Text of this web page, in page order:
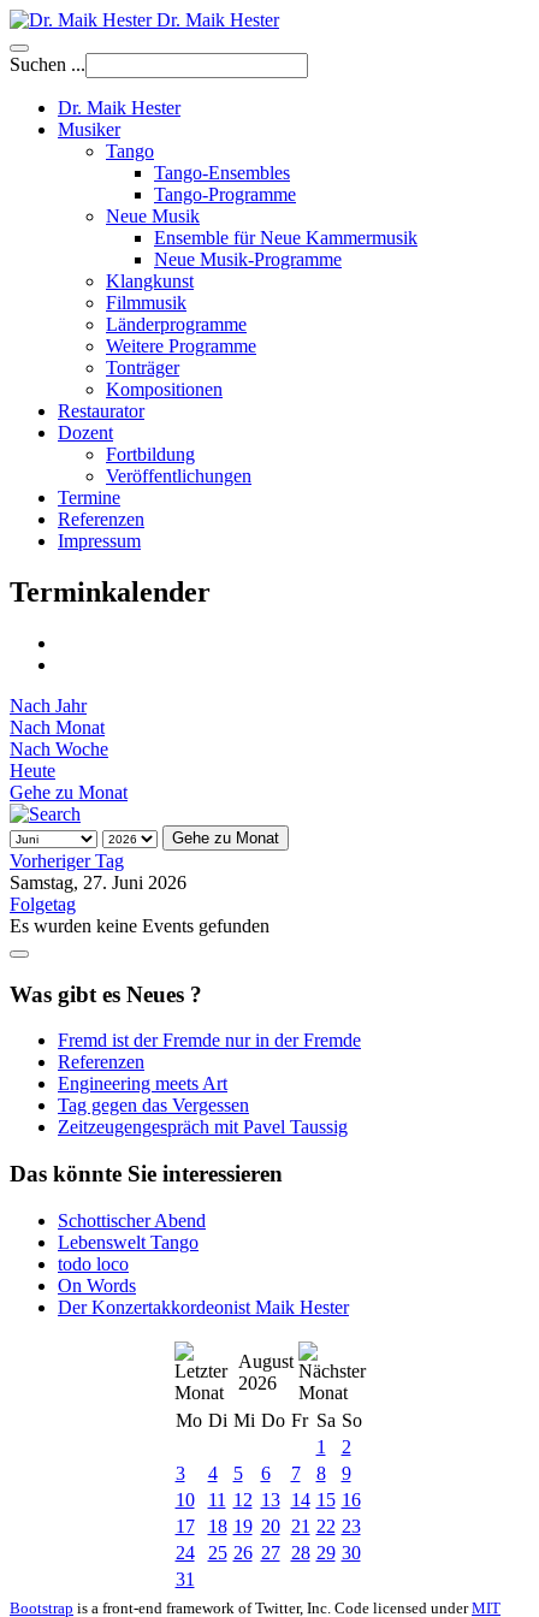
Dr. Maik Hester
Suchen ...
Dr. Maik Hester
Musiker
Tango
Tango-Ensembles
Tango-Programme
Neue Musik
Ensemble für Neue Kammermusik
Neue Musik-Programme
Klangkunst
Filmmusik
Länderprogramme
Weitere Programme
Tonträger
Kompositionen
Restaurator
Dozent
Fortbildung
Veröffentlichungen
Termine
Referenzen
Impressum
Terminkalender
Nach Jahr
Nach Monat
Nach Woche
Heute
Gehe zu Monat
Gehe zu Monat
Vorheriger Tag
Samstag, 27. Juni 2026
Folgetag
Es wurden keine Events gefunden
Was gibt es Neues ?
Fremd ist der Fremde nur in der Fremde
Referenzen
Engineering meets Art
Tag gegen das Vergessen
Zeitzeugengespräch mit Pavel Taussig
Das könnte Sie interessieren
Schottischer Abend
Lebenswelt Tango
todo loco
On Words
Der Konzertakkordeonist Maik Hester
August
2026
Mo Di Mi Do Fr Sa So
1
2
3
4 5 6 7 8
9
10
11 12 13 14 15 16
17
18 19 20 21 22 23
24
25 26 27 28 29 30
31
Bootstrap is a front-end framework of Twitter, Inc. Code licensed underMIT